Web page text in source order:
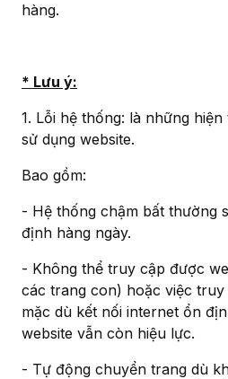
hàng.
* Lưu ý:
1. Lỗi hệ thống: là những
sử dụng website.
Bao gồm:
- Hệ thống chậm bất thường
định hàng ngày.
- Không thể truy cập được
các trang con) hoặc việc
mặc dù kết nối internet ổn
website vẫn còn hiệu lực.
- Tự động chuyển trang dù